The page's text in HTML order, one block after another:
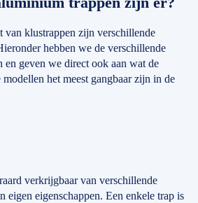
van klustrappen zijn verschillende
hebben we de verschillende
en geven we direct ook aan wat de
het meest gangbaar zijn in de
verkrijgbaar van verschillende
eigen eigenschappen. Een enkele trap is